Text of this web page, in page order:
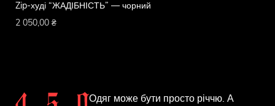
Zip-худі “ЖАДІБНІСТЬ” — чорний
2 050,00 ₴
Одяг може бути просто річчю. А